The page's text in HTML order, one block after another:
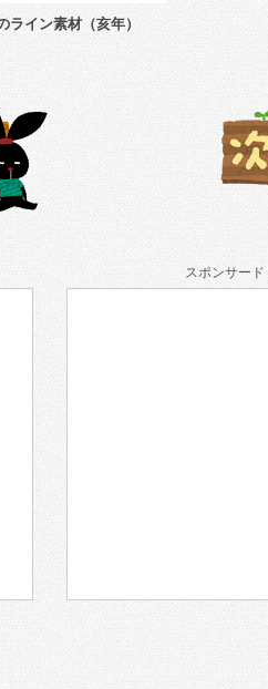
ライン素材（亥年）
スポンサー